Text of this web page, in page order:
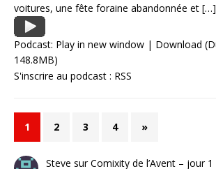
voitures, une fête foraine abandonnée et […]
Podcast: Play in new window | Download
148.8MB)
S'inscrire au podcast : RSS
1 2 3 4 »
Steve surComixity de l’Avent – jour 1